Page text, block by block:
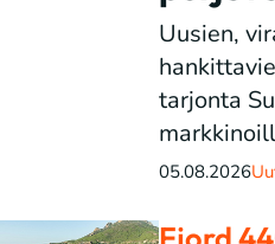
Uusien,
tarjonta
05.08.2026